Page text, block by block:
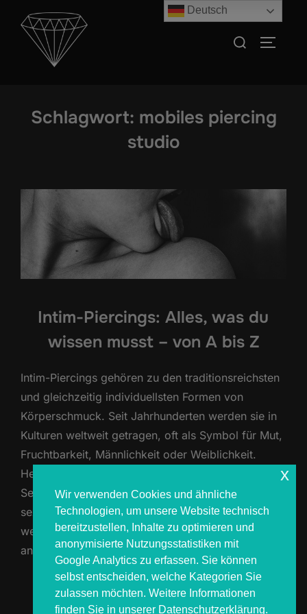
Inhalt
springen
Suchen
Schlagwort: mobiles piercing
studio
Intim-Piercings: Alles, was du
wissen musst – von A bis Z
Intim-Piercings gehören zu den traditionsreichsten
und gleichzeitig individuellsten Formen von
Körperschmuck. Seit Jahrhunderten werden sie in
Kulturen weltweit getragen, oft als Symbol für Mut,
Fruchtbarkeit, Männlichkeit oder Weiblichkeit.
Heute sind Intim-Piercings Ausdruck von
Selbstbewusstsein, Körperliebe und oft auch
sexueller Neugier. In unserem mobilen Studio
werden Intim-Piercings ausschließlich auf Anfrage
angeboten, da sie höchste Diskretion, eine …
MEHRÜBER „INTIM-PIERCINGS:
LESEN
Deutsch
Wir verwenden Cookies und ähnliche
Technologien, um unsere Website technisch
bereitzustellen, Inhalte zu optimieren und
anonymisierte Nutzungsstatistiken mit
Google Analytics zu erfassen. Sie können
selbst entscheiden, welche Kategorien Sie
zulassen möchten. Weitere Informationen
finden Sie in unserer Datenschutzerklärung.
x